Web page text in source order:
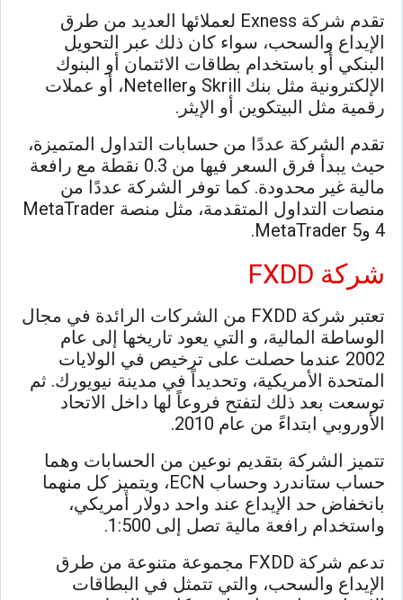
تقدم شركة Exness لعملائها العديد من طرق
الإيداع والسحب، سواء كان ذلك عبر التحويل
البنكي أو باستخدام بطاقات الائتمان أو البنوك
الإلكترونية مثل بنك Skrill وNeteller، أو عملات
رقمية مثل البيتكوين أو الإيثر.
تقدم الشركة عددًا من حسابات التداول المتميزة،
حيث يبدأ فرق السعر فيها من 0.3 نقطة مع رافعة
مالية غير محدودة. كما توفر الشركة عددًا من
منصات التداول المتقدمة، مثل منصة MetaTrader
4 وMetaTrader 5.
شركة FXDD
تعتبر شركة FXDD من الشركات الرائدة في مجال
الوساطة المالية، و التي يعود تاريخها إلى عام
2002 عندما حصلت على ترخيص في الولايات
المتحدة الأمريكية، وتحديداً في مدينة نيويورك. ثم
توسعت بعد ذلك لتفتح فروعاً لها داخل الاتحاد
الأوروبي ابتداءً من عام 2010.
تتميز الشركة بتقديم نوعين من الحسابات وهما
حساب ستاندرد وحساب ECN، ويتميز كل منهما
بانخفاض حد الإيداع عند واحد دولار أمريكي،
واستخدام رافعة مالية تصل إلى 1:500.
تدعم شركة FXDD مجموعة متنوعة من طرق
الإيداع والسحب، والتي تتمثل في البطاقات